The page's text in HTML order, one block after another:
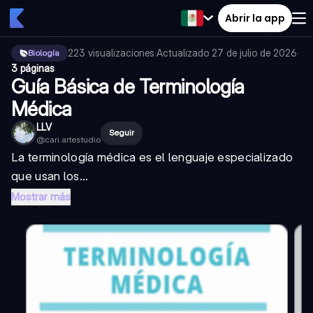
Abrir la app
Biología 223 visualizaciones·Actualizado 27 de julio de 2026·
3 páginas
Guía Básica de Terminología
Médica
LLV
@cari.artestudio
Seguir
La terminología médica es el lenguaje especializado
que usan los...
Mostrar más